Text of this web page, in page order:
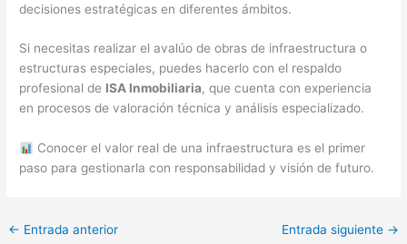
decisiones estratégicas en diferentes ámbitos.
Si necesitas realizar el avalúo de obras de infraestructura o
estructuras especiales, puedes hacerlo con el respaldo
profesional de ISA Inmobiliaria, que cuenta con experiencia
en procesos de valoración técnica y análisis especializado.
Conocer el valor real de una infraestructura es el primer
paso para gestionarla con responsabilidad y visión de futuro.
← Entrada anterior Entrada siguiente →